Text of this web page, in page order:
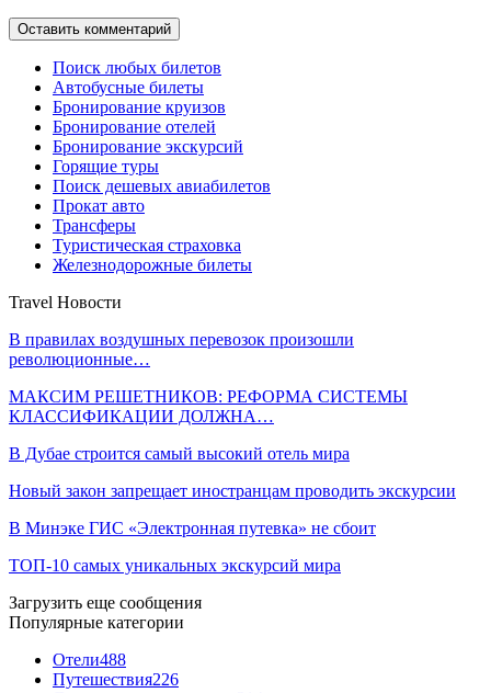
Поиск любых билетов
Автобусные билеты
Бронирование круизов
Бронирование отелей
Бронирование экскурсий
Горящие туры
Поиск дешевых авиабилетов
Прокат авто
Трансферы
Туристическая страховка
Железнодорожные билеты
Travel Новости
В правилах воздушных перевозок произошли
революционные…
МАКСИМ РЕШЕТНИКОВ: РЕФОРМА СИСТЕМЫ
КЛАССИФИКАЦИИ ДОЛЖНА…
В Дубае строится самый высокий отель мира
Новый закон запрещает иностранцам проводить экскурсии
В Минэке ГИС «Электронная путевка» не сбоит
ТОП-10 самых уникальных экскурсий мира
Загрузить еще сообщения
Популярные категории
Отели488
Путешествия226